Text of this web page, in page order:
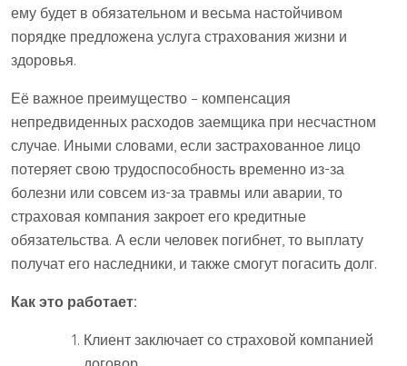
ему будет в обязательном и весьма настойчивом
порядке предложена услуга страхования жизни и
здоровья.
Её важное преимущество – компенсация
непредвиденных расходов заемщика при несчастном
случае. Иными словами, если застрахованное лицо
потеряет свою трудоспособность временно из-за
болезни или совсем из-за травмы или аварии, то
страховая компания закроет его кредитные
обязательства. А если человек погибнет, то выплату
получат его наследники, и также смогут погасить долг.
Как это работает:
Клиент заключает со страховой компанией